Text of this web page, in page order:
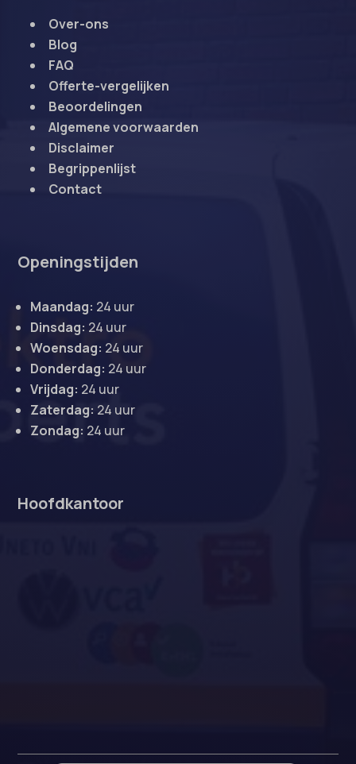
Over-ons
Blog
FAQ
Offerte-vergelijken
Beoordelingen
Algemene voorwaarden
Disclaimer
Begrippenlijst
Contact
Openingstijden
Maandag: 24 uur
Dinsdag: 24 uur
Woensdag: 24 uur
Donderdag: 24 uur
Vrijdag: 24 uur
Zaterdag: 24 uur
Zondag: 24 uur
Hoofdkantoor